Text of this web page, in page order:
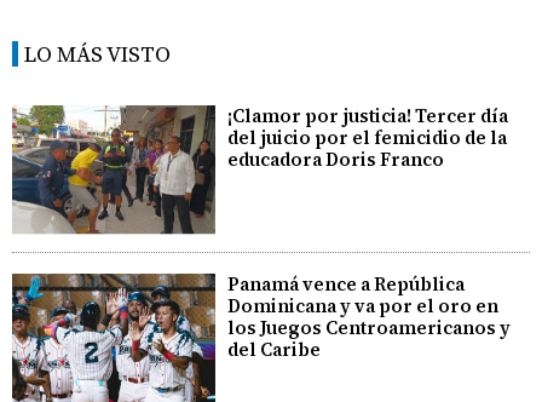
LO MÁS VISTO
¡Clamor por justicia! Tercer día
del juicio por el femicidio de la
educadora Doris Franco
Panamá vence a República
Dominicana y va por el oro en
los Juegos Centroamericanos y
del Caribe